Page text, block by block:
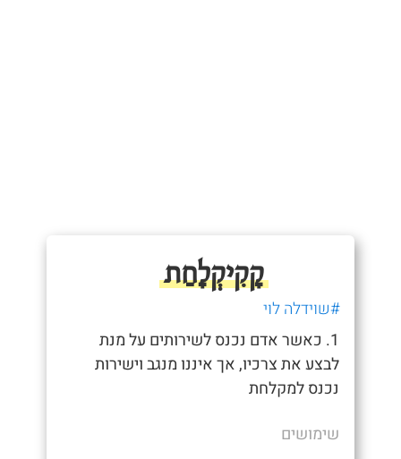
קָקִיקְלׇחַת
#שוידלה לוי
1. כאשר אדם נכנס לשירותים על מנת
לבצע את צרכיו, אך איננו מנגב וישירות
נכנס למקלחת
שימושים